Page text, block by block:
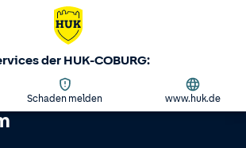
der HUK-COBURG:
Schaden melden www.huk.de